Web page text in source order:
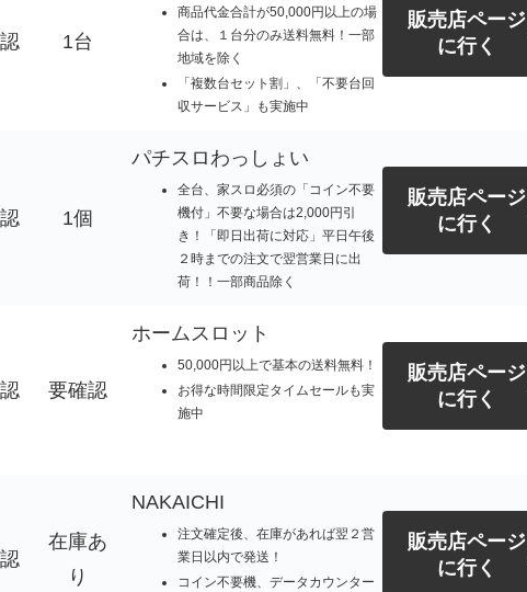
1台
商品代金合計が50,000円以上の場
合は、１台分のみ送料無料！一部
地域を除く
「複数台セット割」、「不要台回
収サービス」も実施中
販売店ページ
に行く
1個
パチスロわっしょい
全台、家スロ必須の「コイン不要
機付」不要な場合は2,000円引
き！「即日出荷に対応」平日午後
２時までの注文で翌営業日に出
荷！！一部商品除く
販売店ページ
に行く
要確認
ホームスロット
50,000円以上で基本の送料無料！
お得な時間限定タイムセールも実
施中
販売店ページ
に行く
在庫あ
り
NAKAICHI
注文確定後、在庫があれば翌２営
業日以内で発送！
コイン不要機、データカウンター
販売店ページ
に行く